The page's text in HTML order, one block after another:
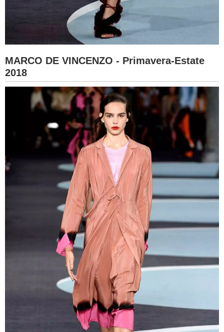
MARCO DE VINCENZO - Primavera-Estate
2018